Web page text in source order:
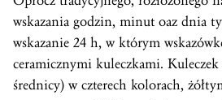
wskazania godzin, minut oaz dnia
wskazanie 24 h, w którym
ceramicznymi kuleczkami. Kuleczek
średnicy) w czterech kolorach,